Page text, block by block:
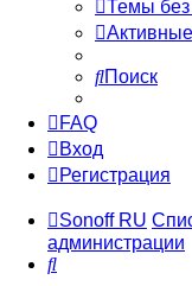
Темы без
Поиск
FAQ
Вход
Регистрация
Sonoff RU
администрации
Поиск